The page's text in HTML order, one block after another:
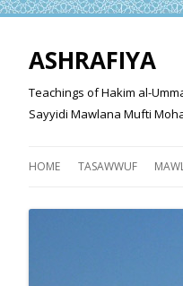
ASHRAFIYA
Teachings of Hakim al-
Sayyidi Mawlana Mufti
HOME TASAWWUF